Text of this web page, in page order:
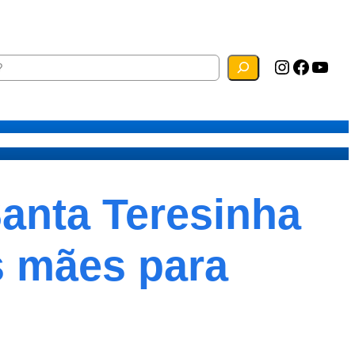
Instagram Facebook YouTube
Teresinha
mães para